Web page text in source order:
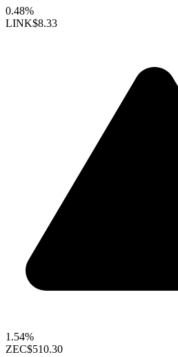
0.48%
LINK$8.33
1.54%
ZEC$510.30